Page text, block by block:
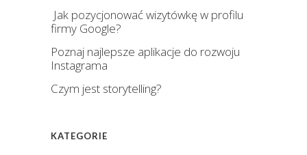
Jak pozycjonować wizytówkę w profilu
firmy Google?
Poznaj najlepsze aplikacje do rozwoju
Instagrama
Czym jest storytelling?
KATEGORIE